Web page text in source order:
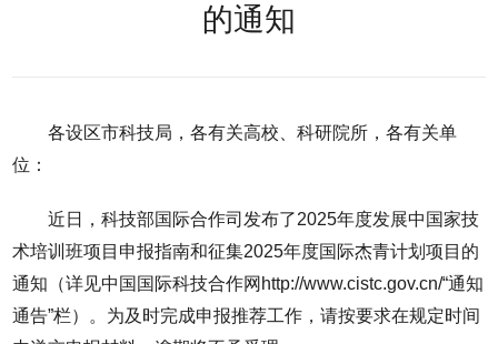
的通知
各设区市科技局，各有关高校、科研院所，各有关单
位：
近日，科技部国际合作司发布了2025年度发展中国家技
术培训班项目申报指南和征集2025年度国际杰青计划项目的
通知（详见中国国际科技合作网http://www.cistc.gov.cn/“通知
通告”栏）。为及时完成申报推荐工作，请按要求在规定时间